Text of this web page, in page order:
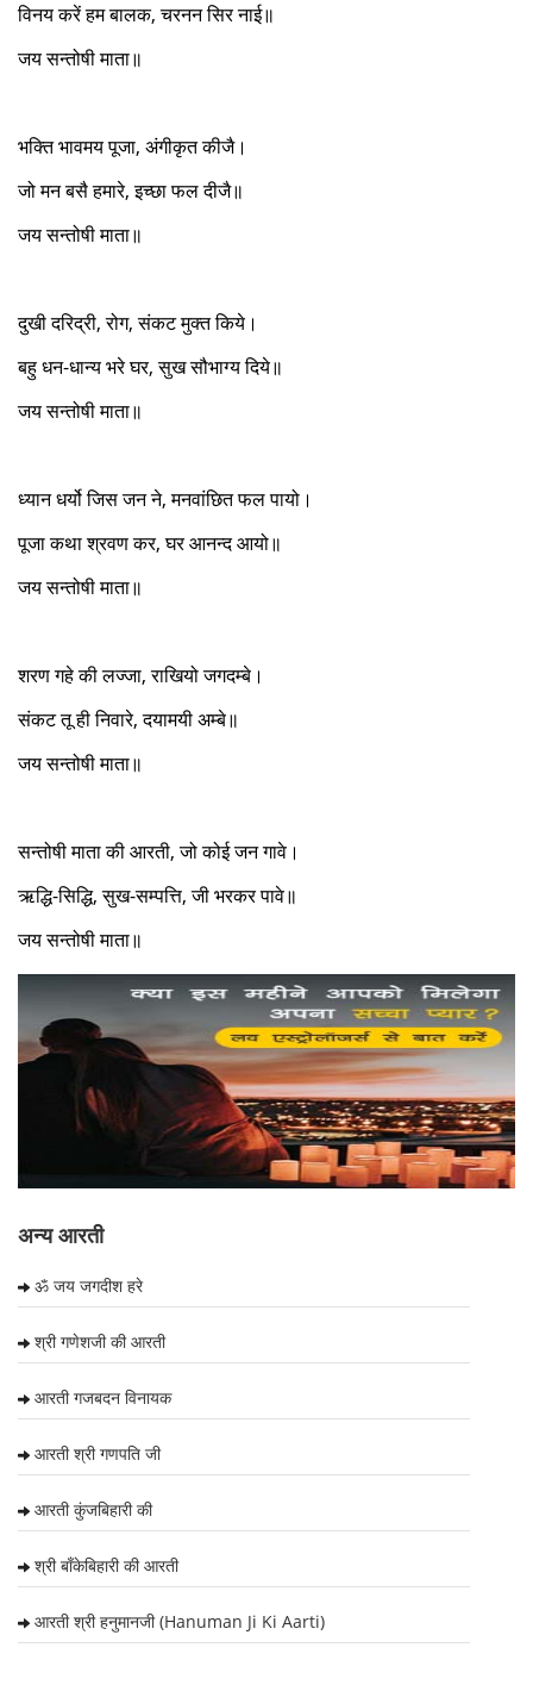
विनय करें हम बालक, चरनन सिर नाई॥
जय सन्तोषी माता॥
भक्ति भावमय पूजा, अंगीकृत कीजै।
जो मन बसै हमारे, इच्छा फल दीजै॥
जय सन्तोषी माता॥
दुखी दरिद्री, रोग, संकट मुक्त किये।
बहु धन-धान्य भरे घर, सुख सौभाग्य दिये॥
जय सन्तोषी माता॥
ध्यान धर्यो जिस जन ने, मनवांछित फल पायो।
पूजा कथा श्रवण कर, घर आनन्द आयो॥
जय सन्तोषी माता॥
शरण गहे की लज्जा, राखियो जगदम्बे।
संकट तू ही निवारे, दयामयी अम्बे॥
जय सन्तोषी माता॥
सन्तोषी माता की आरती, जो कोई जन गावे।
ऋद्धि-सिद्धि, सुख-सम्पत्ति, जी भरकर पावे॥
जय सन्तोषी माता॥
अन्य आरती
ॐ जय जगदीश हरे
श्री गणेशजी की आरती
आरती गजबदन विनायक
आरती श्री गणपति जी
आरती कुंजबिहारी की
श्री बाँकेबिहारी की आरती
आरती श्री हनुमानजी (Hanuman Ji Ki Aarti)